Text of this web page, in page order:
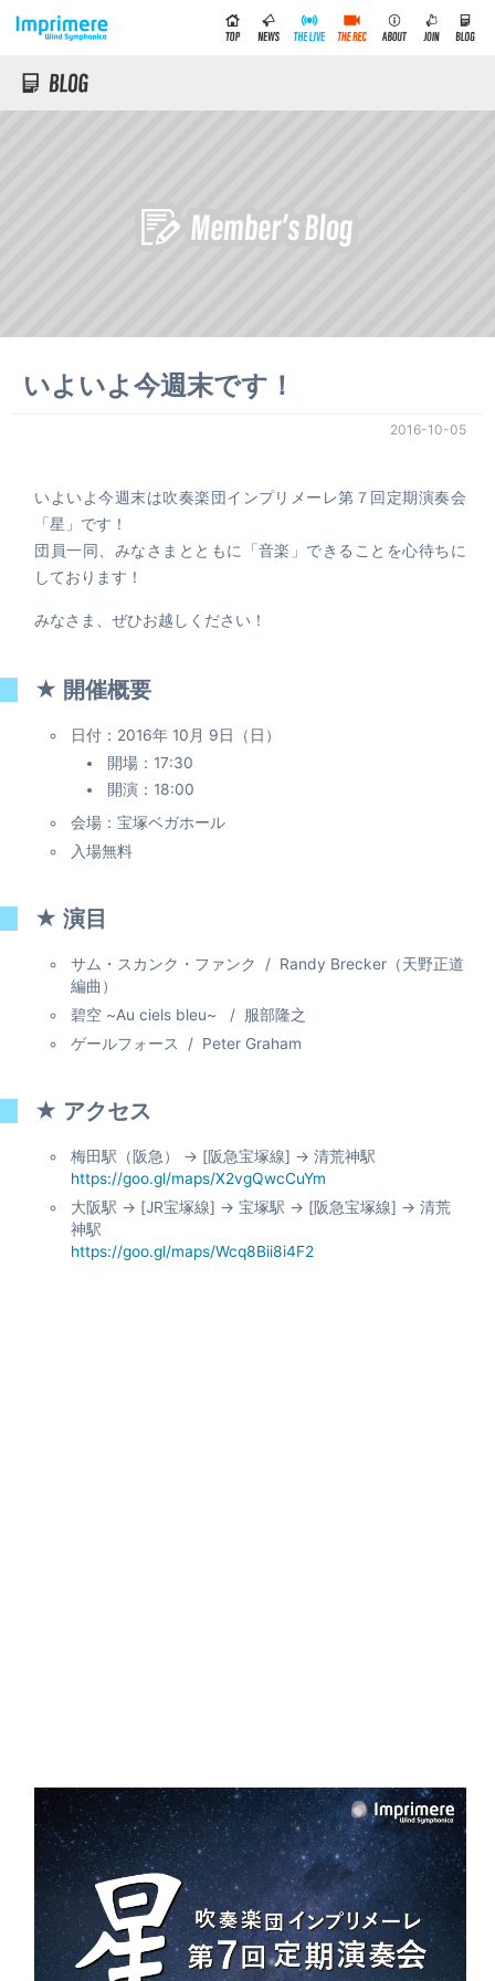
いよいよ今週末です！
2016-10-05
いよいよ今週末は吹奏楽団インプリメーレ第７回定期演奏会
「星」です！
団員一同、みなさまとともに「音楽」できることを心待ちに
しております！
みなさま、ぜひお越しください！
★ 開催概要
日付：2016年 10月 9日（日）
開場：17:30
開演：18:00
会場：宝塚ベガホール
入場無料
★ 演目
サム・スカンク・ファンク / Randy Brecker（天野正道
編曲）
碧空 ~Au ciels bleu~ / 服部隆之
ゲールフォース / Peter Graham
★ アクセス
梅田駅（阪急） → [阪急宝塚線] → 清荒神駅
https://goo.gl/maps/X2vgQwcCuYm
大阪駅 → [JR宝塚線] → 宝塚駅 → [阪急宝塚線] → 清荒
神駅
https://goo.gl/maps/Wcq8Bii8i4F2